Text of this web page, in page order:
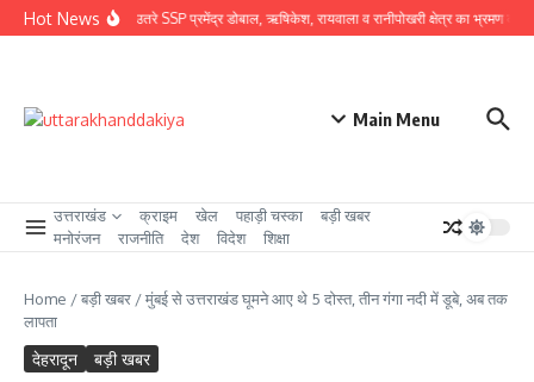
Skip to content
Hot News
ग्राउंड जीरो पर उतरे SSP प्रमेंद्र डोबाल, ऋषिकेश, रायवाला व रानीपोखरी क्षेत्र का भ्रमण कर
Main Menu
उत्तराखंड क्राइम खेल पहाड़ी चस्का
बड़ी खबर
मनोरंजन
राजनीति देश विदेश शिक्षा
Home /बड़ी खबर /मुंबई से उत्तराखंड घूमने आए थे 5 दोस्त, तीन गंगा नदी में डूबे, अब तक
लापता
देहरादून बड़ी खबर